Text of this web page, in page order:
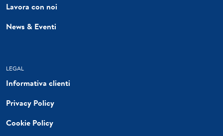
Lavora con noi
News & Eventi
LEGAL
Informativa clienti
Privacy Policy
Cookie Policy